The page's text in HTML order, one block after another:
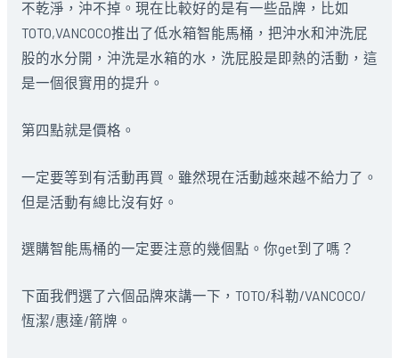
不乾淨，沖不掉。現在比較好的是有一些品牌，比如
TOTO,VANCOCO推出了低水箱智能馬桶，把沖水和沖洗屁
股的水分開，沖洗是水箱的水，洗屁股是即熱的活動，這
是一個很實用的提升。
第四點就是價格。
一定要等到有活動再買。雖然現在活動越來越不給力了。
但是活動有總比沒有好。
選購智能馬桶的一定要注意的幾個點。你get到了嗎？
下面我們選了六個品牌來講一下，TOTO/科勒/VANCOCO/
恆潔/惠達/箭牌。